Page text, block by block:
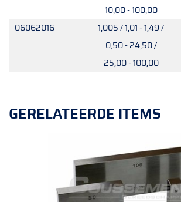
10,00 - 100,00
06062016
1,005 / 1,01 - 1,49 /
0,50 - 24,50 /
25,00 - 100,00
GERELATEERDE ITEMS